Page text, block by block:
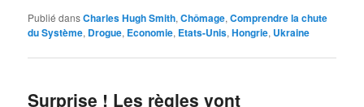
Publié dansCharles Hugh Smith,Chômage,Comprendre la chute
du Système, Drogue, Economie, Etats-Unis,Hongrie, Ukraine
Surprise ! Les règles vont